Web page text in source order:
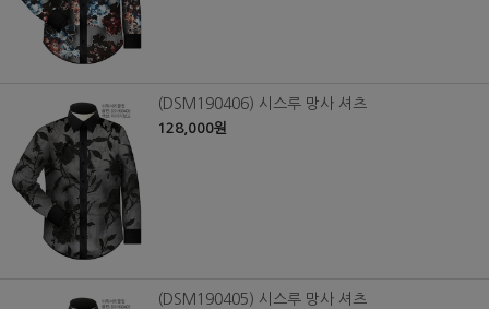
(DSM190406) 시스루 망사 셔츠
128,000원
(DSM190405) 시스루 망사 셔츠